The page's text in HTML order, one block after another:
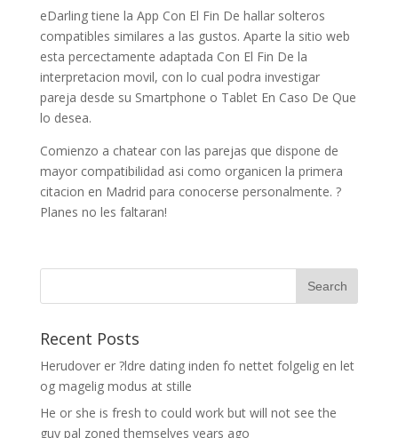
eDarling tiene la App Con El Fin De hallar solteros
compatibles similares a las gustos. Aparte la sitio web
esta percectamente adaptada Con El Fin De la
interpretacion movil, con lo cual podra investigar
pareja desde su Smartphone o Tablet En Caso De Que
lo desea.
Comienzo a chatear con las parejas que dispone de
mayor compatibilidad asi­ como organicen la primera
citacion en Madrid para conocerse personalmente. ?
Planes no les faltaran!
Recent Posts
Herudover er ?ldre dating inden fo nettet folgelig en let
og magelig modus at stille
He or she is fresh to could work but will not see the
guy pal zoned themselves years ago